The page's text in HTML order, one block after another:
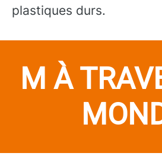
plastiques durs.
M À